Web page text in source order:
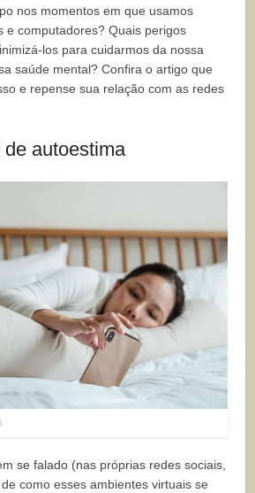
nos momentos em que usamos
e computadores? Quais perigos
los para cuidarmos da nossa
saúde mental? Confira o artigo que
e repense sua relação com as redes
autoestima
se falado (nas próprias redes sociais,
como esses ambientes virtuais se